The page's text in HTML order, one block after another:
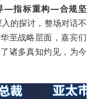
—指标重构—合规坚
的探讨，整场对话不
至战略层面，嘉宾们
诸多真知灼见，为今